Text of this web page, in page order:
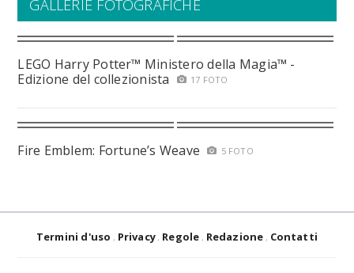
GALLERIE FOTOGRAFICHE
LEGO Harry Potter™ Ministero della Magia™ -
Edizione del collezionista
17 FOTO
Fire Emblem: Fortune’s Weave 5 FOTO
Termini d'uso Privacy Regole Redazione Contatti